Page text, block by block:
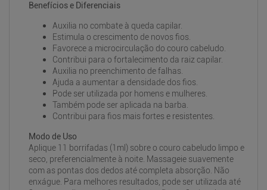
Benefícios e Diferenciais
Auxilia no combate à queda capilar.
Estimula o crescimento de novos fios.
Favorece a microcirculação do couro cabeludo.
Contribui para o fortalecimento da raiz capilar.
Auxilia no preenchimento de falhas.
Ajuda a aumentar a densidade dos fios.
Pode ser utilizada por homens e mulheres.
Também pode ser aplicada na barba.
Contribui para fios mais fortes e resistentes.
Modo de Uso
Aplique 11 borrifadas (1ml) sobre o couro cabeludo limpo e
seco, preferencialmente à noite. Massageie suavemente
com as pontas dos dedos até completa absorção. Não
enxágue. Para melhores resultados, pode ser utilizada até